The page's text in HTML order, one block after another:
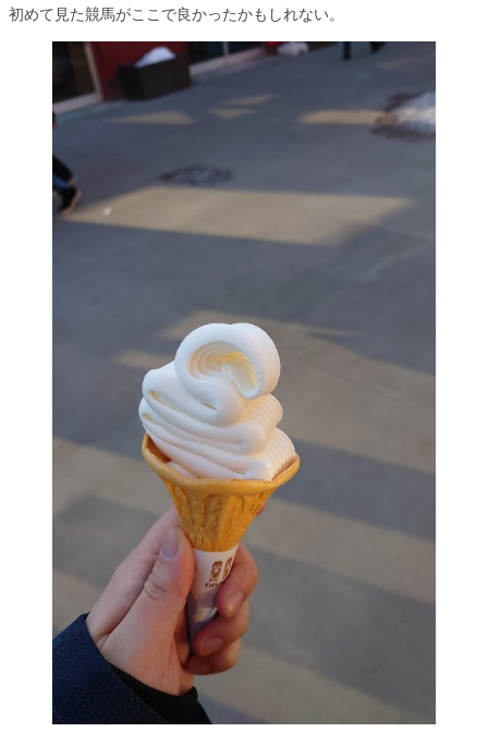
初めて見た競馬がここで良かったかもしれない。